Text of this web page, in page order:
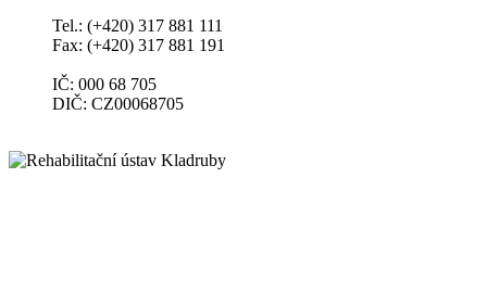
Tel.: (+420) 317 881 111
Fax: (+420) 317 881 191
IČ: 000 68 705
DIČ: CZ00068705